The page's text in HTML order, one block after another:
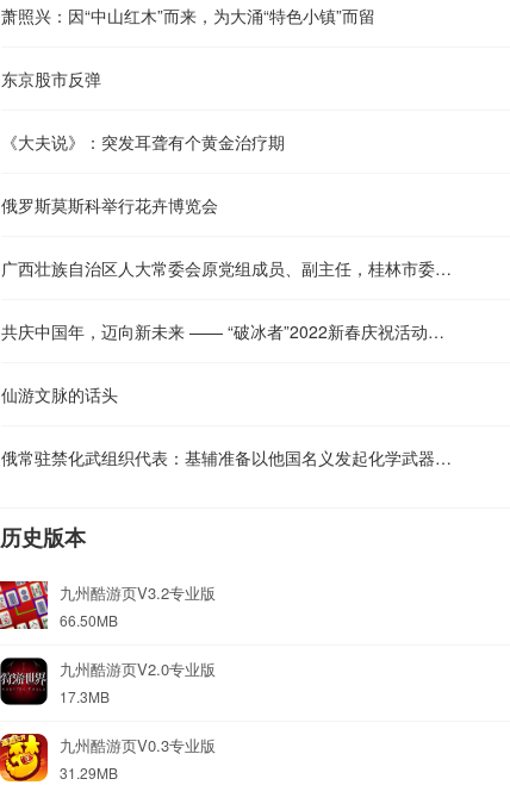
萧照兴：因“中山红木”而来，为大涌“特色小镇”而留
东京股市反弹
《大夫说》：突发耳聋有个黄金治疗期
俄罗斯莫斯科举行花卉博览会
广西壮族自治区人大常委会原党组成员、副主任，桂林市委原书记周家斌受贿案一审宣判
共庆中国年，迈向新未来 —— “破冰者”2022新春庆祝活动即将举办
仙游文脉的话头
俄常驻禁化武组织代表：基辅准备以他国名义发起化学武器挑衅
历史版本
九州酷游页V3.2专业版
66.50MB
九州酷游页V2.0专业版
17.3MB
九州酷游页V0.3专业版
31.29MB